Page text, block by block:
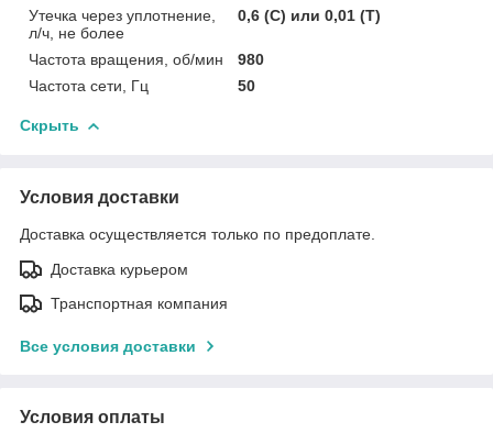
Утечка через уплотнение,
л/ч, не более
0,6 (С) или 0,01 (Т)
Частота вращения, об/мин
980
Частота сети, Гц
50
Скрыть
Условия доставки
Доставка осуществляется только по предоплате.
Доставка курьером
Транспортная компания
Все условия доставки
Условия оплаты